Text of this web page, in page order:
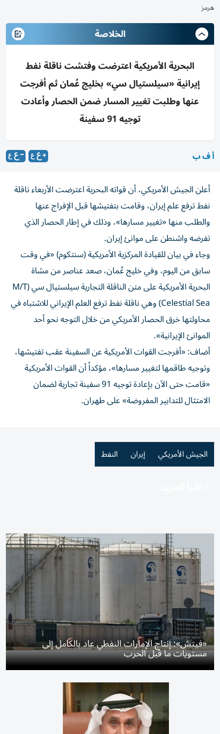
هرمز
الخلاصة
البحرية الأمريكية اعترضت وفتشت ناقلة نفط
إيرانية «سيلستيال سي» بخليج عُمان ثم أفرجت
عنها وطلبت تغيير المسار ضمن الحصار وأعادت
توجيه 91 سفينة
أ ف ب
أعلن الجيش الأمريكي، أن قواته البحرية اعترضت الأربعاء ناقلة
نفط ترفع علم إيران، وقامت بتفتيشها قبل الإفراج عنها
والطلب منها «تغيير مسارها»، وذلك في إطار الحصار الذي
تفرضه واشنطن على موانئ إيران.
وجاء في بيان للقيادة المركزية الأمريكية (سنتكوم) «في وقت
سابق من اليوم، وفي خليج عُمان، صعد عناصر من مشاة
البحرية الأمريكية على متن الناقلة التجارية سيلستيال سي (M/T
Celestial Sea) وهي ناقلة نفط ترفع العلم الإيراني للاشتباه في
محاولتها خرق الحصار الأمريكي من خلال التوجه نحو أحد
الموانئ الإيرانية».
أضاف: «أفرجت القوات الأمريكية عن السفينة عقب تفتيشها،
وتوجيه طاقمها لتغيير مسارها»، مؤكداً أن القوات الأمريكية
«قامت حتى الآن بإعادة توجيه 91 سفينة تجارية لضمان
الامتثال للتدابير المفروضة» على طهران.
الجيش الأمريكي إيران النفط
«فيتش»: إنتاج الإمارات النفطي عاد بالكامل إلى
مستويات ما قبل الحرب